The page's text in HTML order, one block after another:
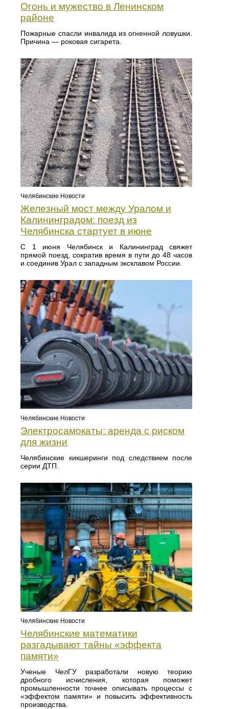
Огонь и мужество в Ленинском
районе
Пожарные спасли инвалида из огненной ловушки.
Причина — роковая сигарета.
Челябинские Новости
Железный мост между Уралом и
Калининградом: поезд из
Челябинска стартует в июне
С 1 июня Челябинск и Калининград свяжет
прямой поезд, сократив время в пути до 48 часов
и соединив Урал с западным эксклавом России.
Челябинские Новости
Электросамокаты: аренда с риском
для жизни
Челябинские кикшеринги под следствием после
серии ДТП.
Челябинские Новости
Челябинские математики
разгадывают тайны «эффекта
памяти»
Ученые ЧелГУ разработали новую теорию
дробного исчисления, которая поможет
промышленности точнее описывать процессы с
«эффектом памяти» и повысить эффективность
производства.